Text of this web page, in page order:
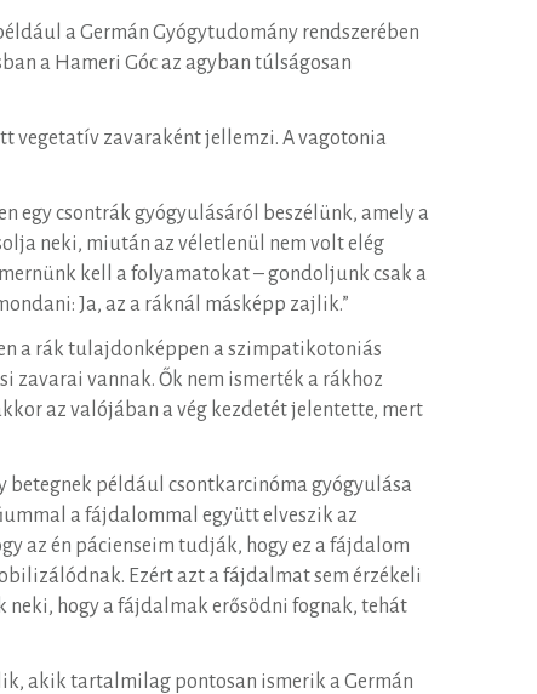
a Germán Gyógytudomány rendszerében
a Hameri Góc az agyban túlságosan
vegetatív zavaraként jellemzi. A vagotonia
egy csontrák gyógyulásáról beszélünk, amely a
neki, miután az véletlenül nem volt elég
kell a folyamatokat – gondoljunk csak a
Ja, az a ráknál másképp zajlik.”
a rák tulajdonképpen a szimpatikotoniás
vannak. Ők nem ismerték a rákhoz
az valójában a vég kezdetét jelentette, mert
betegnek például csontkarcinóma gyógyulása
a fájdalommal együtt elveszik az
az én pácienseim tudják, hogy ez a fájdalom
Ezért azt a fájdalmat sem érzékeli
neki, hogy a fájdalmak erősödni fognak, tehát
akik tartalmilag pontosan ismerik a Germán